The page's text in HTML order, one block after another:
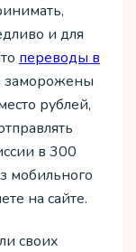
и для
переводы в
заморожены
рублей,
в 300
мобильного
на сайте.
своих